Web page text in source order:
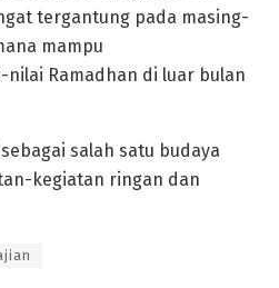
tergantung pada masing-
mampu
Ramadhan di luar bulan
salah satu budaya
kegiatan ringan dan